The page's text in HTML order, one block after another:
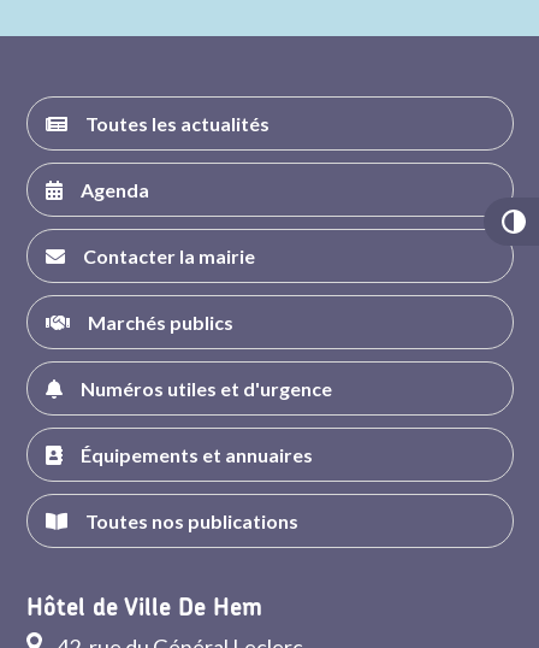
Toutes les actualités
Agenda
Contacter la mairie
Marchés publics
Numéros utiles et d'urgence
Équipements et annuaires
Toutes nos publications
Hôtel de Ville De Hem